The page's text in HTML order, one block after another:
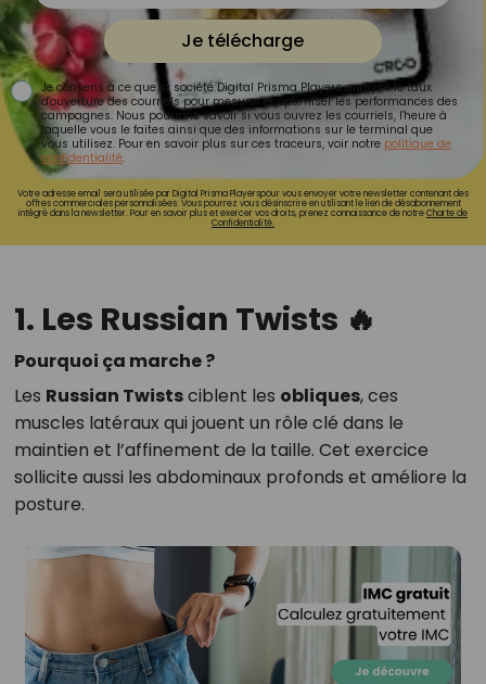
Je télécharge
Je consens à ce que la société Digital Prisma Players analyse le taux
d'ouverture des courriels pour mesurer et optimiser les performances des
campagnes. Nous pourrons savoir si vous ouvrez les courriels, l'heure à
laquelle vous le faites ainsi que des informations sur le terminal que
vous utilisez. Pour en savoir plus sur ces traceurs, voir notre politique de
confidentialité.
Votre adresse email sera utilisée par Digital Prisma Playerspour vous envoyer votre newsletter contenant des
offres commerciales personnalisées. Vous pourrez vous désinscrire en utilisant le lien de désabonnement
intégré dans la newsletter. Pour en savoir plus et exercer vos droits, prenez connaissance de notreCharte de
Confidentialité.
1. Les Russian Twists 🔥
Pourquoi ça marche ?
Les Russian Twistsciblent les obliques, ces
muscles latéraux qui jouent un rôle clé dans le
maintien et l’affinement de la taille. Cet exercice
sollicite aussi les abdominaux profonds et améliore la
posture.